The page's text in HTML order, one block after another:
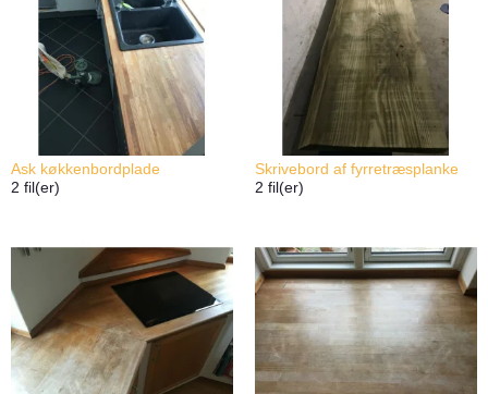
Ask køkkenbordplade
2 fil(er)
Skrivebord af fyrretræsplanke
2 fil(er)